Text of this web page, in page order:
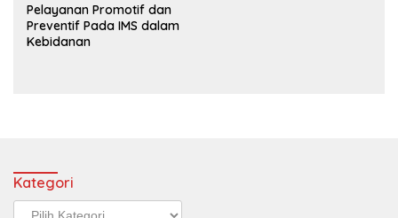
Pelayanan Promotif dan
Preventif Pada IMS dalam
Kebidanan
Kategori
Kategori